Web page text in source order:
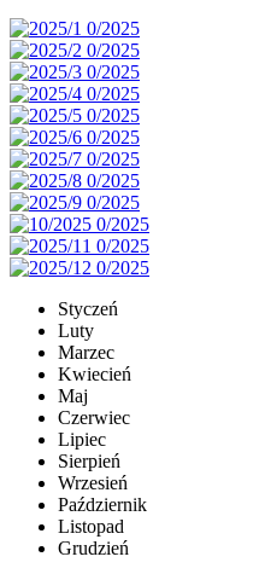
Styczeń
Luty
Marzec
Kwiecień
Maj
Czerwiec
Lipiec
Sierpień
Wrzesień
Październik
Listopad
Grudzień